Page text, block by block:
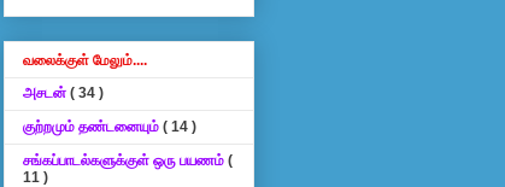
வலைக்குள் மேலும்....
அசடன் ( 34 )
குற்றமும் தண்டனையும் ( 14 )
சங்கப்பாடல்களுக்குள் ஒரு பயணம் (
11 )